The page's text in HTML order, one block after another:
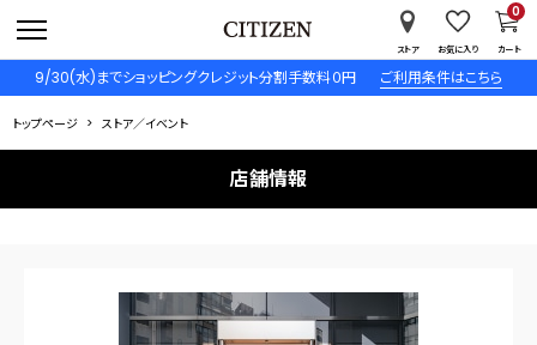
9/30(水)までショッピングクレジット分割手数料０円 ご利用条件はこちら
ストア お気に入り カート
0
トップページ ストア／イベント
店舗情報